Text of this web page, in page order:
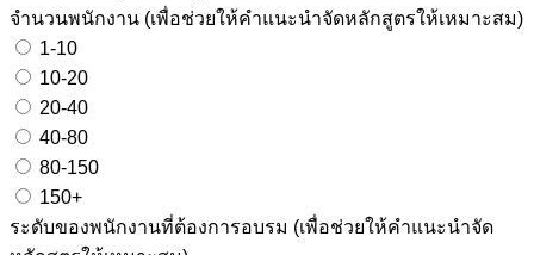
จำนวนพนักงาน (เพื่อช่วยให้คำแนะนำจัดหลักสูตรให้เหมาะสม)
1-10
10-20
20-40
40-80
80-150
150+
ระดับของพนักงานที่ต้องการอบรม (เพื่อช่วยให้คำแนะนำจัด